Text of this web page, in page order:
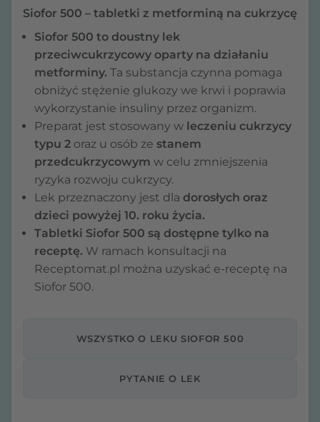
Siofor 500 – tabletki z metforminą na cukrzycę
Siofor 500 to doustny lek
przeciwcukrzycowy oparty na działaniu
metforminy. Ta substancja czynna pomaga
obniżyć stężenie glukozy we krwi i poprawia
wykorzystanie insuliny przez organizm.
Preparat jest stosowany w leczeniu cukrzycy
typu 2 oraz u osób ze stanem
przedcukrzycowym w celu zmniejszenia
ryzyka rozwoju cukrzycy.
Lek przeznaczony jest dla dorosłych oraz
dzieci powyżej 10. roku życia.
Tabletki Siofor 500 są dostępne tylko na
receptę. W ramach konsultacji na
Receptomat.pl można uzyskać e-receptę na
Siofor 500.
WSZYSTKO O LEKU SIOFOR 500
PYTANIE O LEK